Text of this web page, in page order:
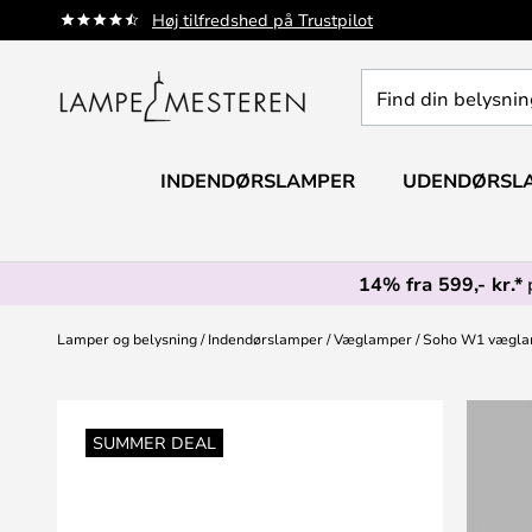
Høj tilfredshed på Trustpilot
Skip
to
din
INDENDØRSLAMPER
14% fra 599,- kr.*
Lamper og belysning Indendørslamper Væglamper Soho W1
SUMMER DEAL